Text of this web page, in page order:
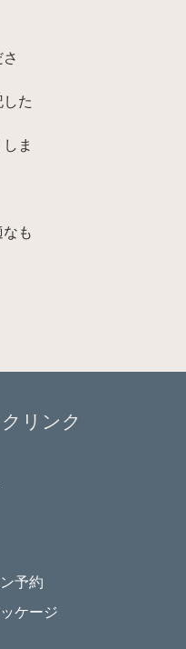
た
ま
も
リンク
予約
ケージ